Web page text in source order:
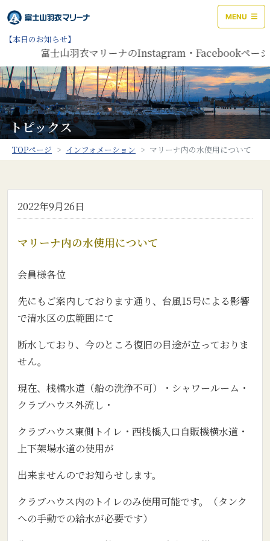
MENU
【本日のお知らせ】
富士山羽衣マリーナのInstagram・Facebookペー
トピックス
TOPページ インフォメーション マリーナ内の水使用について
2022年9月26日
マリーナ内の水使用について
会員様各位
先にもご案内しております通り、台風15号による影響
で清水区の広範囲にて
断水しており、今のところ復旧の目途が立っておりま
せん。
現在、桟橋水道（船の洗浄不可）・シャワールーム・
クラブハウス外流し・
クラブハウス東側トイレ・西桟橋入口自販機横水道・
上下架場水道の使用が
出来ませんのでお知らせします。
クラブハウス内のトイレのみ使用可能です。（タンク
への手動での給水が必要です）